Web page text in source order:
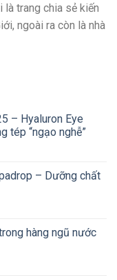
là trang chia sẻ kiến
ngoài ra còn là nhà
– Hyaluron Eye
tép “ngạo nghễ”
– Dưỡng chất
hàng ngũ nước